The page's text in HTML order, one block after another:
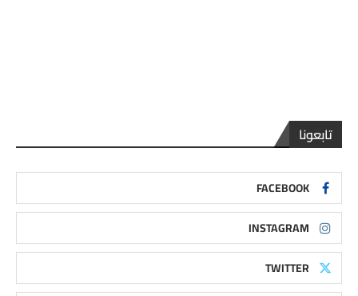
تابعونا
FACEBOOK
INSTAGRAM
TWITTER